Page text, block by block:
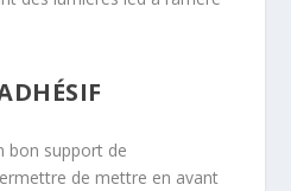
bon support de
de mettre en avant